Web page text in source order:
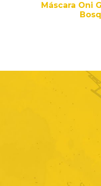
Máscara Oni